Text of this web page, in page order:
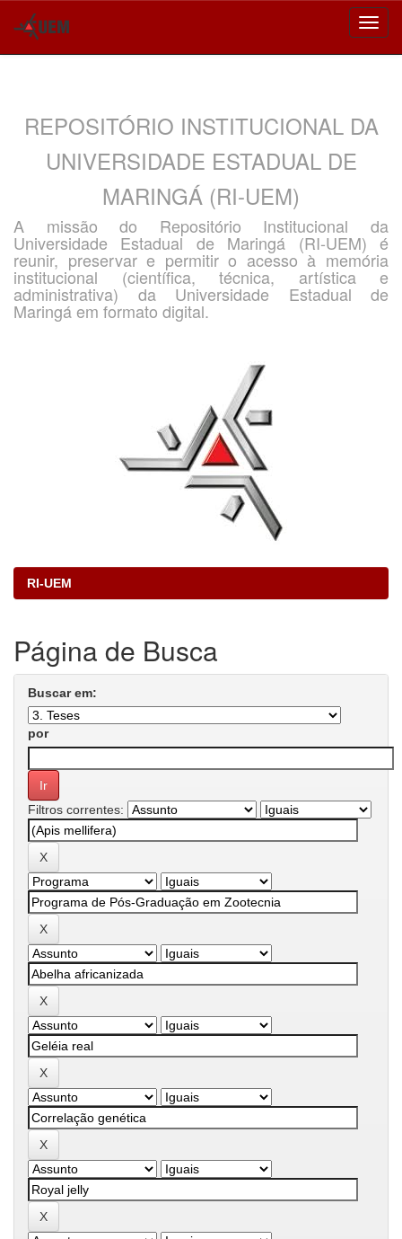
REPOSITÓRIO INSTITUCIONAL DA
UNIVERSIDADE ESTADUAL DE
MARINGÁ (RI-UEM)
A missão do Repositório Institucional da
Universidade Estadual de Maringá (RI-UEM) é
reunir, preservar e permitir o acesso à memória
institucional (científica, técnica, artística e
administrativa) da Universidade Estadual de
Maringá em formato digital.
RI-UEM
Página de Busca
Buscar em:
por
Filtros correntes: